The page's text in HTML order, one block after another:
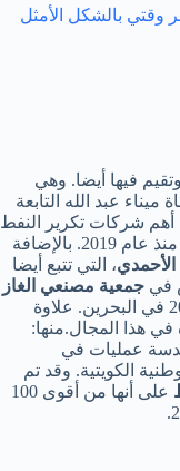
وقتي بالشكل الأمثل
فيها أيضا. وهي
عبد الله التابعة
أهم شركات تكرير النفط
في العالم، و قد شغلت الخطيب هذا المنصب منذ عام 2019. بالإضافة
، التي تتبع أيضا
جمعية مصنعي الغاز
التابعة لمجلس التعاون الخليجي، منذ عام 2017 في البحرين. علاوة
هذا المجال.منها:
عمليات في
الكويتية. وقد تم
على أنها من أقوى 100